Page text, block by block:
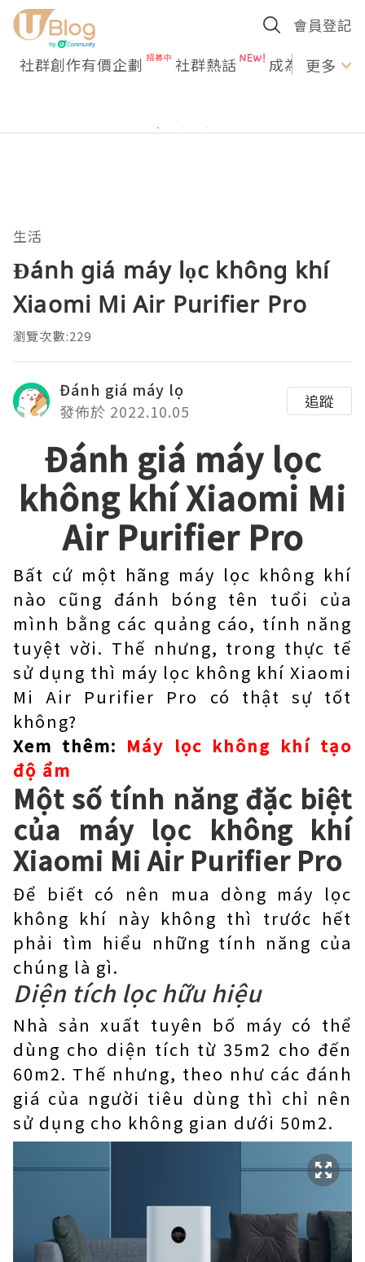
會員登記
社群創作有價企劃 社群熱話 成為U更多
生活
Đánh giá máy lọc không khí
Xiaomi Mi Air Purifier Pro
瀏覽次數:229
Đánh giá máy lọ
發佈於 2022.10.05
追蹤
Đánh giá máy lọc
không khí Xiaomi Mi
Air Purifier Pro
Bất cứ một hãng máy lọc không khí
nào cũng đánh bóng tên tuổi của
mình bằng các quảng cáo, tính năng
tuyệt vời. Thế nhưng, trong thực tế
sử dụng thì máy lọc không khí Xiaomi
Mi Air Purifier Pro có thật sự tốt
không?
Xem thêm: Máy lọc không khí tạo
độ ẩm
Một số tính năng đặc biệt
của máy lọc không khí
Xiaomi Mi Air Purifier Pro
Để biết có nên mua dòng máy lọc
không khí này không thì trước hết
phải tìm hiểu những tính năng của
chúng là gì.
Diện tích lọc hữu hiệu
Nhà sản xuất tuyên bố máy có thể
dùng cho diện tích từ 35m2 cho đến
60m2. Thế nhưng, theo như các đánh
giá của người tiêu dùng thì chỉ nên
sử dụng cho không gian dưới 50m2.